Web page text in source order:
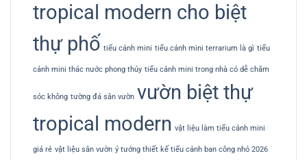
tropical modern cho biệt
thự phố tiểu cảnh mini tiểu cảnh mini terrarium là gì tiểu
cảnh mini thác nước phong thủy tiểu cảnh mini trong nhà có dễ chăm
sóc không tường đá sân vườn vườn biệt thự
tropical modern vật liệu làm tiểu cảnh mini
giá rẻ vật liệu sân vườn ý tưởng thiết kế tiểu cảnh ban công nhỏ 2026